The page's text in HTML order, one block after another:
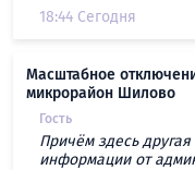
18:44 Сегодня
Масштабное
микрорайон Шилово
Гость
Причём здесь
информации от